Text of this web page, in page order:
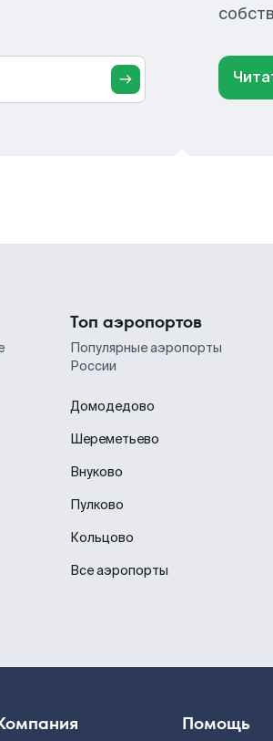
Топ аэропортов
Популярные аэропорты
России
Домодедово
Шереметьево
Внуково
Пулково
Кольцово
Все аэропорты
Помощь